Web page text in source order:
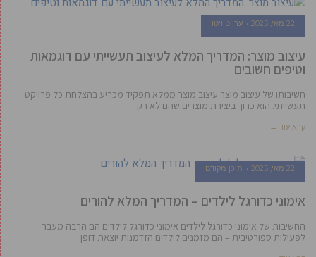
22 מאי, 2025 ערן טוויטו
עיצוב מוצר: המדריך המלא לעיצוב תעשייתי עם דוגמאות
וטיפים חשובים
חשיבותו של עיצוב מוצר עיצוב מוצר ממלא תפקיד מכריע בהצלחת כל פרויקט
תעשייתי. הוא כרוך ביצירת מוצרים שהם לא רק
קרא עוד ←
22 מאי, 2025 תוכן מקודם
אימוני כדורגל לילדים – המדריך המלא להורים
החשיבות של אימוני כדורגל לילדים אימוני כדורגל לילדים הם הרבה מעבר
לפעילות ספורטיבית – הם מזמנים לילדים הזדמנות יוצאת דופן